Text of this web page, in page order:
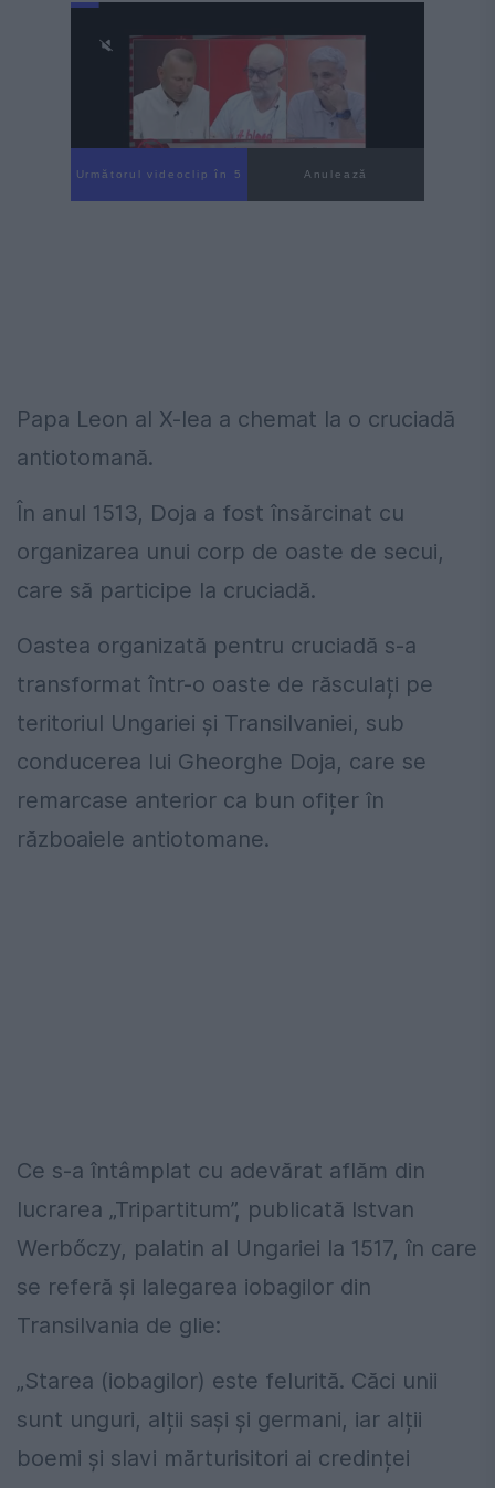
Următorul videoclip în 4 Anulează
Papa Leon al X-lea a chemat la o cruciadă
antiotomană.
În anul 1513, Doja a fost însărcinat cu
organizarea unui corp de oaste de secui,
care să participe la cruciadă.
Oastea organizată pentru cruciadă s-a
transformat într-o oaste de răsculați pe
teritoriul Ungariei și Transilvaniei, sub
conducerea lui Gheorghe Doja, care se
remarcase anterior ca bun ofițer în
războaiele antiotomane.
Ce s-a întâmplat cu adevărat aflăm din
lucrarea „Tripartitum”, publicată Istvan
Werbőczy, palatin al Ungariei la 1517, în care
se referă și lalegarea iobagilor din
Transilvania de glie:
„Starea (iobagilor) este felurită. Căci unii
sunt unguri, alții sași și germani, iar alții
boemi și slavi mărturisitori ai credinței